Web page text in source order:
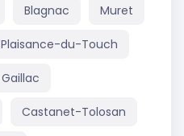
Blagnac Muret
Plaisance-du-Touch
Gaillac
Castanet-Tolosan